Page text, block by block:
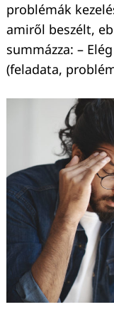
problémák
amiről beszélt,
summázza: –
(feladata,